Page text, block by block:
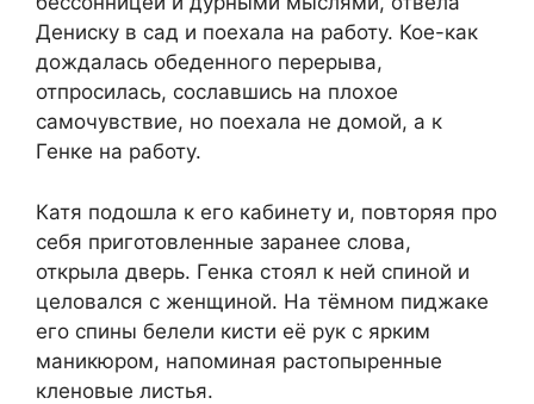
Дениску в сад и поехала на работу. Кое-как
дождалась обеденного перерыва,
отпросилась, сославшись на плохое
самочувствие, но поехала не домой, а к
Генке на работу.
Катя подошла к его кабинету и, повторяя про
себя приготовленные заранее слова,
открыла дверь. Генка стоял к ней спиной и
целовался с женщиной. На тёмном пиджаке
его спины белели кисти её рук с ярким
маникюром, напоминая растопыренные
кленовые листья.